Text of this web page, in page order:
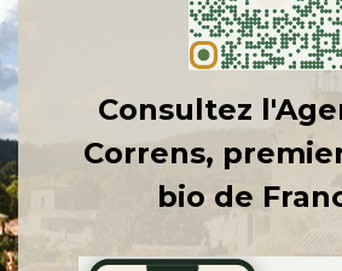
Consultez
Correns,
bio de